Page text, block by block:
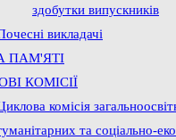
здобутки випускників
викладачі
ПАМ'ЯТІ
КОМІСІЇ
комісія
та соціально-